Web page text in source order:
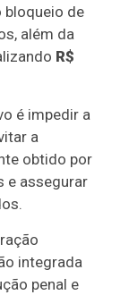
bloqueio de
além da
R$
é impedir a
a
obtido por
e assegurar
integrada
penal e